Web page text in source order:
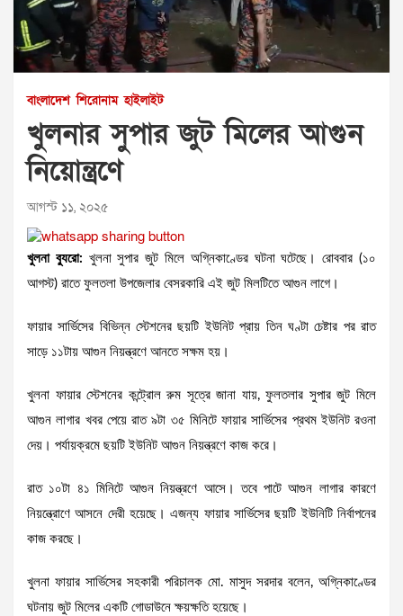
বাংলাদেশ শিরোনাম হাইলাইট
খুলনার সুপার জুট মিলের আগুন
নিয়োন্ত্রণে
আগস্ট ১১, ২০২৫
খুলনা ব্যুরো: খুলনা সুপার জুট মিলে অগ্নিকাণ্ডের ঘটনা ঘটেছে। রোববার (১০
আগস্ট) রাতে ফুলতলা উপজেলার বেসরকারি এই জুট মিলটিতে আগুন লাগে।
ফায়ার সার্ভিসের বিভিন্ন স্টেশনের ছয়টি ইউনিট প্রায় তিন ঘণ্টা চেষ্টার পর রাত
সাড়ে ১১টায় আগুন নিয়ন্ত্রণে আনতে সক্ষম হয়।
খুলনা ফায়ার স্টেশনের কন্ট্রোল রুম সূত্রে জানা যায়, ফুলতলার সুপার জুট মিলে
আগুন লাগার খবর পেয়ে রাত ৯টা ৩৫ মিনিটে ফায়ার সার্ভিসের প্রথম ইউনিট রওনা
দেয়। পর্যায়ক্রমে ছয়টি ইউনিট আগুন নিয়ন্ত্রণে কাজ করে।
রাত ১০টা ৪১ মিনিটে আগুন নিয়ন্ত্রণে আসে। তবে পাটে আগুন লাগার কারণে
নিয়ন্ত্রোণে আসনে দেরী হয়েছে। এজন্য ফায়ার সার্ভিসের ছয়টি ইউনিটি নির্বাপনের
কাজ করছে।
খুলনা ফায়ার সার্ভিসের সহকারী পরিচালক মো. মাসুদ সরদার বলেন, অগ্নিকাণ্ডের
ঘটনায় জুট মিলের একটি গোডাউনে ক্ষয়ক্ষতি হয়েছে।